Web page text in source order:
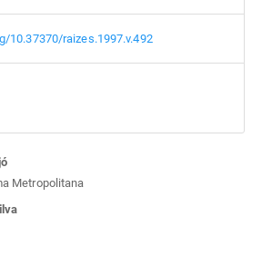
10.37370/raizes.1997.v.492
Metropolitana